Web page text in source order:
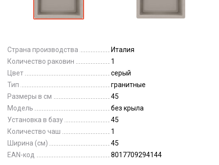
Страна производства
Италия
Количество раковин
1
Цвет
серый
Тип
гранитные
Размеры в см
45
Модель
без крыла
Установка в базу
45
Количество чаш
1
Ширина (см)
45
EAN-код
8017709294144